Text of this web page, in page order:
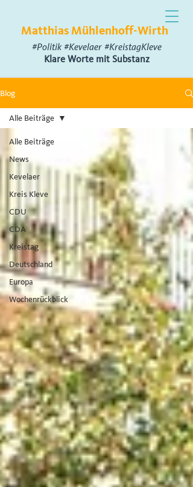
Matthias Mühlenhoff-Wirth
#Politik #Kevelaer #KreistagKleve
Klare Worte mit Substanz
Blog
Alle Beiträge
News
Kevelaer
Kreis Kleve
CDU
CDA
Kreistag
Deutschland
Europa
Wochenrückblick
Alle Beiträge